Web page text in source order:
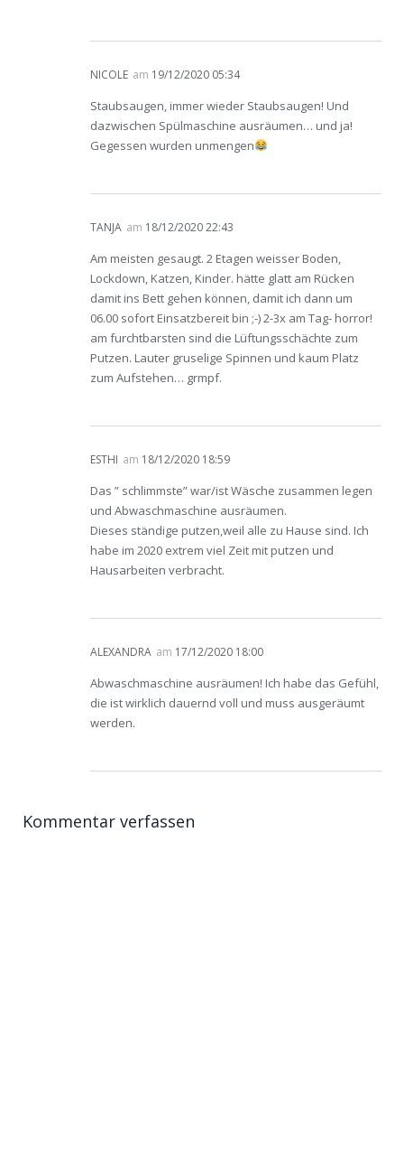
NICOLE am 19/12/2020 05:34
Staubsaugen, immer wieder Staubsaugen! Und
dazwischen Spülmaschine ausräumen… und ja!
Gegessen wurden unmengen
TANJA am 18/12/2020 22:43
Am meisten gesaugt. 2 Etagen weisser Boden,
Lockdown, Katzen, Kinder. hätte glatt am Rücken
damit ins Bett gehen können, damit ich dann um
06.00 sofort Einsatzbereit bin ;-) 2-3x am Tag- horror!
am furchtbarsten sind die Lüftungsschächte zum
Putzen. Lauter gruselige Spinnen und kaum Platz
zum Aufstehen… grmpf.
ESTHI am 18/12/2020 18:59
Das ” schlimmste” war/ist Wäsche zusammen legen
und Abwaschmaschine ausräumen.
Dieses ständige putzen,weil alle zu Hause sind. Ich
habe im 2020 extrem viel Zeit mit putzen und
Hausarbeiten verbracht.
ALEXANDRA am 17/12/2020 18:00
Abwaschmaschine ausräumen! Ich habe das Gefühl,
die ist wirklich dauernd voll und muss ausgeräumt
werden.
Kommentar verfassen